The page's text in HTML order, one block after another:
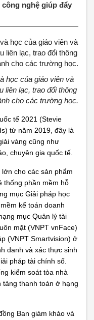
nghệ giúp đẩy
học của giáo viên và
liên lạc, trao đổi thông
cho các trường học.
tế 2021 (Stevie
từ năm 2019, đây là
vàng cũng như
chuyên gia quốc tế.
cho các sản phẩm
thống phần mềm hỗ
mục Giải pháp học
kế toán doanh
mục Quản lý tài
mặt (VNPT vnFace)
(VNPT Smartvision) ở
danh và xác thực sinh
pháp tài chính số.
kiểm soát tòa nhà
tảng thanh toán ở hạng
Ban giám khảo và